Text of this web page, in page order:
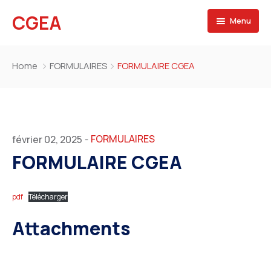
CGEA Menu
Home FORMULAIRES FORMULAIRE CGEA
février 02, 2025 - FORMULAIRES
FORMULAIRE CGEA
pdf Télécharger
Attachments